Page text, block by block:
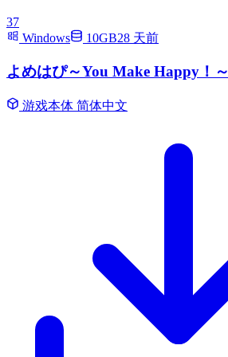
37
Windows
10GB28 天前
よめはぴ～You Make Happy！～
游戏本体 简体中文